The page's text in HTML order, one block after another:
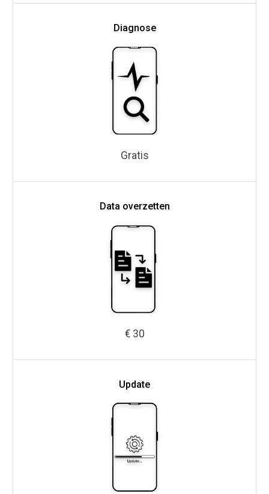
Diagnose
Gratis
Data overzetten
€ 30
Update